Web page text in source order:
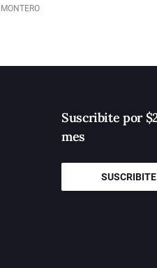
MONTERO
Suscribite por
mes
SUSCRIBITE